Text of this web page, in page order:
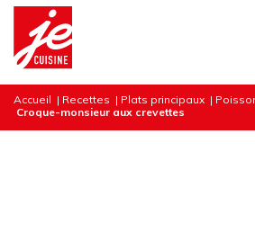
Accueil | Recettes | Plats principaux |
Croque-monsieur aux crevettes